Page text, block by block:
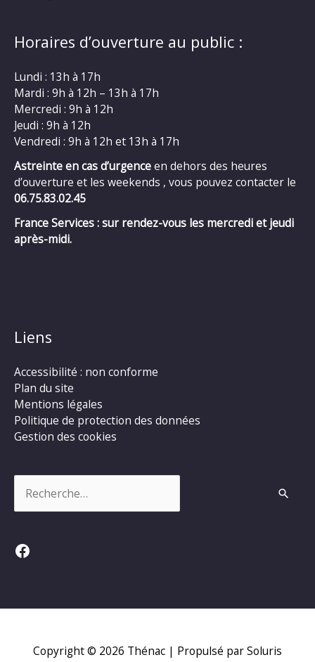
Horaires d’ouverture au public :
Lundi : 13h à 17h
Mardi : 9h à 12h – 13h à 17h
Mercredi : 9h à 12h
Jeudi : 9h à 12h
Vendredi : 9h à 12h et 13h à 17h
Astreinte en cas d’urgenceen dehors des heures
d’ouverture et les weekends , vous pouvez contacter le
06.75.83.02.45
France Services : sur rendez-vous les mercredi et jeudi
après-midi.
Liens
Accessibilité : non conforme
Plan du site
Mentions légales
Politique de protection des données
Gestion des cookies
Facebook
Copyright © 2026 Thénac | Propulsé par Soluris